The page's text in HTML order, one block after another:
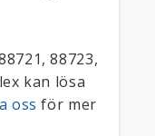
88723,
kan lösa
oss för mer